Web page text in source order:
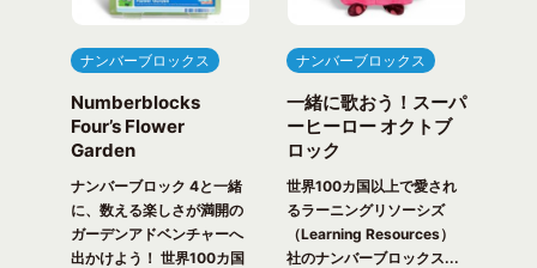
ナンバーブロックス
Numberblocks
Four’s Flower
Garden
ナンバーブロック 4と一緒
に、数える楽しさが満開の
ガーデンアドベンチャーへ
出かけよう！ 世界100カ国
ナンバーブロックス
一緒に歌おう！スーパ
ーヒーロー オクトブ
ロック
世界100カ国以上で愛され
るラーニングリソーシズ
（Learning Resources）
社のナンバーブロックス...